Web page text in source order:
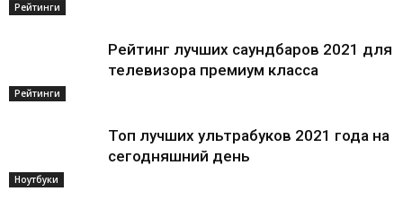
Рейтинги
Рейтинги
Рейтинг лучших саундбаров 2021 для
телевизора премиум класса
Ноутбуки
Топ лучших ультрабуков 2021 года на
сегодняшний день